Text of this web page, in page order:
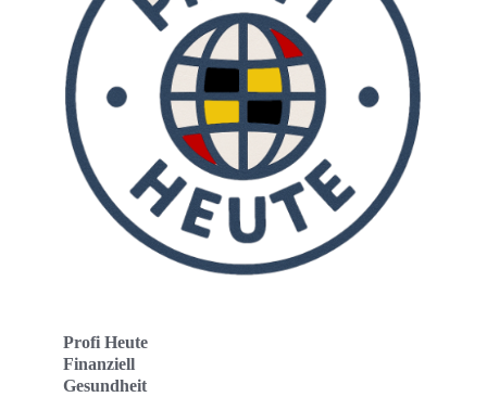
Profi Heute
Finanziell
Gesundheit